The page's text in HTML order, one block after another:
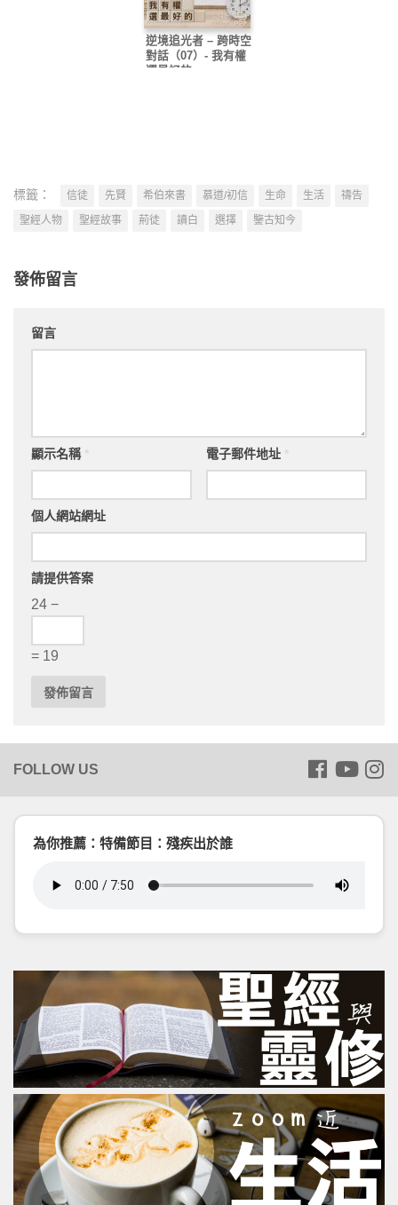
逆境追光者 – 跨時空
對話（07）- 我有權
選最好的
標籤： 信徒 先賢 希伯來書 慕道/初信 生命 生活
禱告
聖經人物
聖經故事 荊徒 讀白 選擇 鑒古知今
發佈留言
留言
顯示名稱 電子郵件地址
個人網站網址
請提供答案
24 −
= 19
為你推薦：特備節目：殘疾出於誰